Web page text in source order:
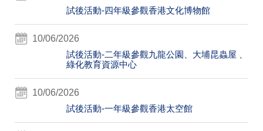
試後活動-四年級參觀香港文化博物館
10/06/2026
試後活動-二年級參觀九龍公園、大埔昆蟲屋 、
綠化教育資源中心
10/06/2026
試後活動-一年級參觀香港太空館